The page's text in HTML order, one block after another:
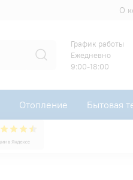
О
График работы
Ежедневно
9:00-18:00
Отопление Бытовая